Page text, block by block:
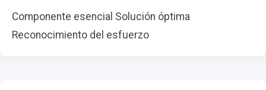
Componente esencial Solución óptima
Reconocimiento del esfuerzo